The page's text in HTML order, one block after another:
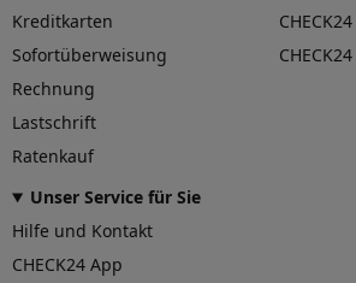
Kreditkarten
Sofortüberweisung
Rechnung
Lastschrift
Ratenkauf
CHECK24
CHECK24
Unser Service für Sie
Hilfe und Kontakt
CHECK24 App